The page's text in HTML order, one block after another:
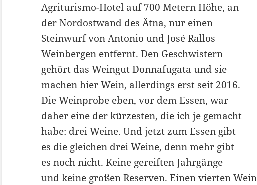
Agriturismo-Hotel auf 700 Metern Höhe, an
der Nordostwand des Ätna, nur einen
Steinwurf von Antonio und José Rallos
Weinbergen entfernt. Den Geschwistern
gehört das Weingut Donnafugata und sie
machen hier Wein, allerdings erst seit 2016.
Die Weinprobe eben, vor dem Essen, war
daher eine der kürzesten, die ich je gemacht
habe: drei Weine. Und jetzt zum Essen gibt
es die gleichen drei Weine, denn mehr gibt
es noch nicht. Keine gereiften Jahrgänge
und keine großen Reserven. Einen vierten